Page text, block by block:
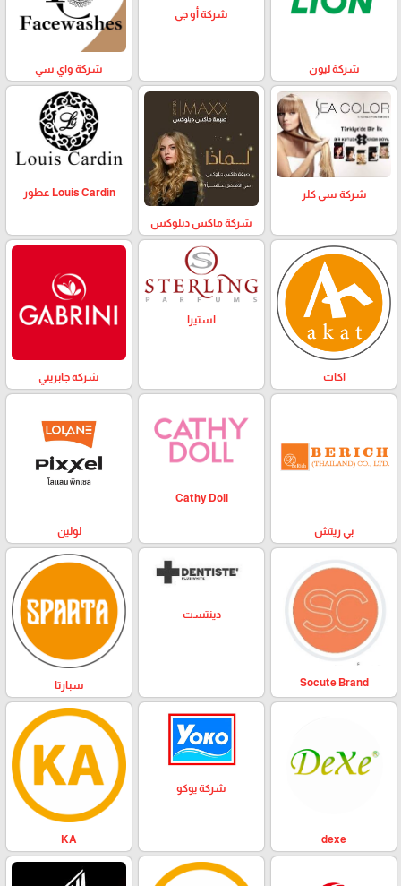
شركة ليون
شركة أو جي
شركة واي سي
شركة سي كلر
شركة ماكس ديلوكس
Louis Cardin عطور
اكات
استيرا
شركة جابريني
بي ريتش
Cathy Doll
لولين
Socute Brand
دينتست
سبارتا
dexe
شركة يوكو
KA